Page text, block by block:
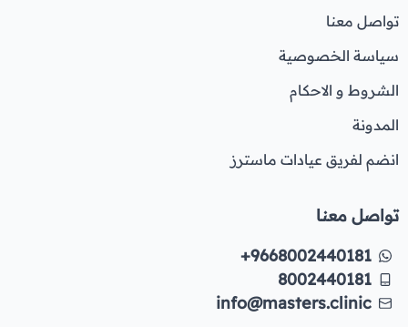
تواصل معنا
سياسة الخصوصية
الشروط و الاحكام
المدونة
انضم لفريق عيادات ماسترز
تواصل معنا
+9668002440181
8002440181
info@masters.clinic